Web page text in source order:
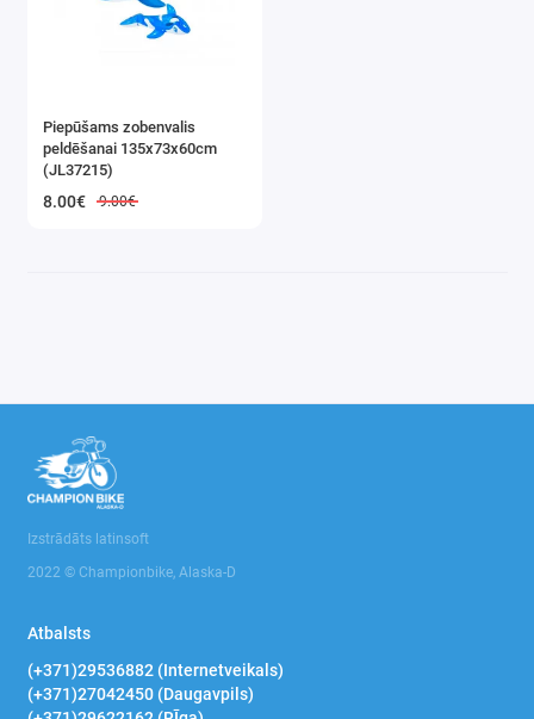
Piepūšams zobenvalis
peldēšanai 135x73x60cm
(JL37215)
8.00€ 9.00€
Izstrādāts latinsoft
2022 © Championbike, Alaska-D
Atbalsts
(+371)29536882 (Internetveikals)
(+371)27042450 (Daugavpils)